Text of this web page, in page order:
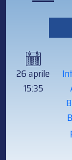
26 aprile
15:35